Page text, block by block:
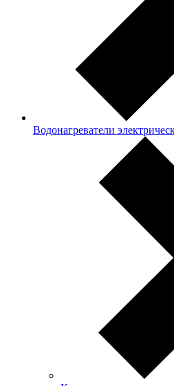
Водонагреватели